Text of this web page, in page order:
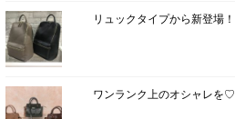
リュックタイプから新登場！
ワンランク上のオシャレを♡